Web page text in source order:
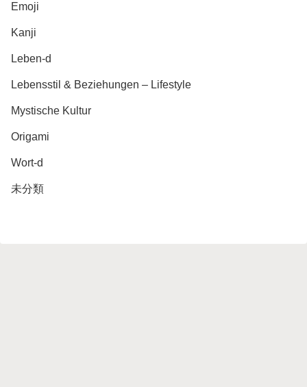
Emoji
Kanji
Leben-d
Lebensstil & Beziehungen – Lifestyle
Mystische Kultur
Origami
Wort-d
未分類